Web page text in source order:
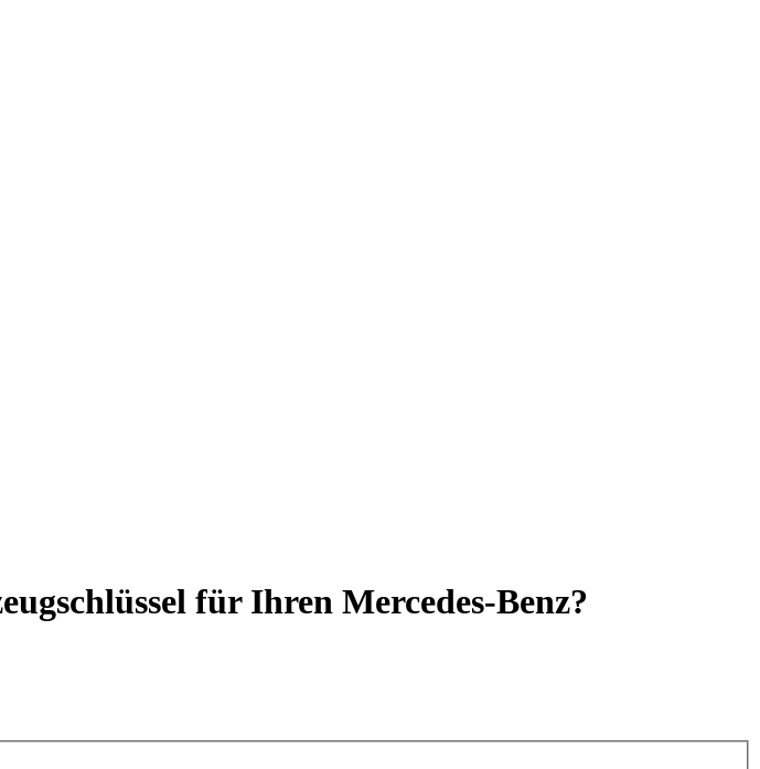
für Ihren Mercedes-Benz?